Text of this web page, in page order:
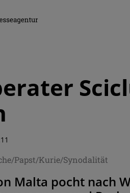
Papst/Kurie/Synodalität
Malta pocht nach